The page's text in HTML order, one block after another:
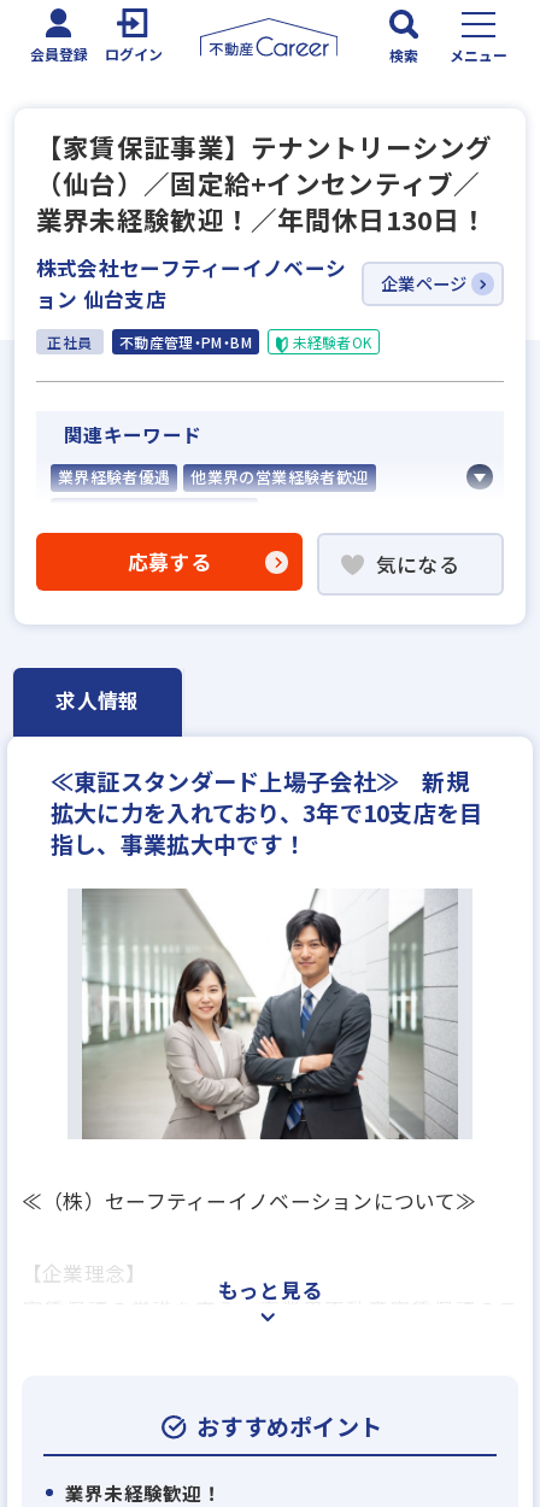
会員登録 ログイン 検索 メニュー
【家賃保証事業】テナントリーシング
（仙台）／固定給+インセンティブ／
業界未経験歓迎！／年間休日130日！
株式会社セーフティーイノベーシ
ョン 仙台支店
企業ページ
正社員 不動産管理・PM・BM 未経験者OK
関連キーワード
業界経験者優遇
他業界の営業経験者歓迎
賃貸仲介の店長経験者歓迎
業界未経験歓迎
残業少ない
完全週休2日
年間休日120日以上
年収400万円
月給30万円
応募する 気になる
求人情報
≪東証スタンダード上場子会社≫ 新規
拡大に力を入れており、3年で10支店を目
指し、事業拡大中です！
≪（株）セーフティーイノベーションについて≫
【企業理念】
家賃保証の常識を変え、事業用不動産家賃保証のス
VALUE：1．誠実 2．最速 3．協働 4．完遂 5．
成長
もっと見る
おすすめポイント
業界未経験歓迎！